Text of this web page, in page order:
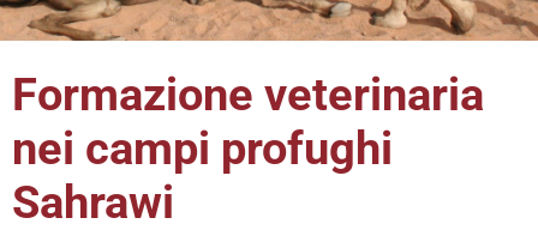
Formazione veterinaria
nei campi profughi
Sahrawi